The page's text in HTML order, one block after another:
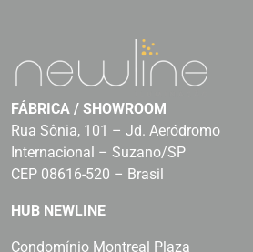
FÁBRICA / SHOWROOM
Rua Sônia, 101 – Jd. Aeródromo
Internacional – Suzano/SP
CEP 08616-520 – Brasil
HUB NEWLINE
Condomínio Montreal Plaza